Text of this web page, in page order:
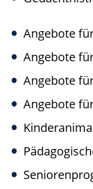
Angebote
Angebote
Angebote
Angebote